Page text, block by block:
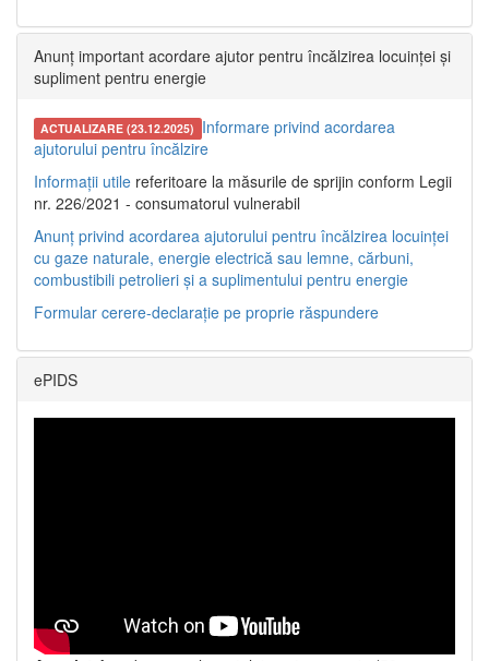
Anunț important acordare ajutor pentru încălzirea locuinței și
supliment pentru energie
ACTUALIZARE (23.12.2025) Informare privind acordarea
ajutorului pentru încălzire
Informații utile referitoare la măsurile de sprijin conform Legii
nr. 226/2021 - consumatorul vulnerabil
Anunț privind acordarea ajutorului pentru încălzirea locuinței
cu gaze naturale, energie electrică sau lemne, cărbuni,
combustibili petrolieri și a suplimentului pentru energie
Formular cerere-declarație pe proprie răspundere
ePIDS